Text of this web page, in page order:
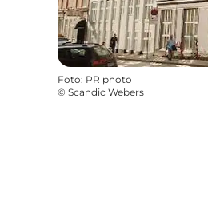
Foto: PR photo
© Scandic Webers